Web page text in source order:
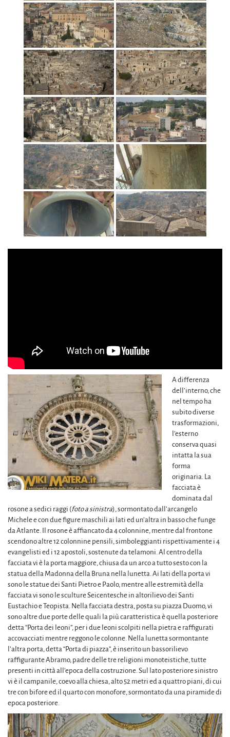
A differenza
dell’interno, che
nel tempo ha
subito diverse
trasformazioni,
l’esterno
conserva quasi
intatta la sua
forma
originaria. La
facciata è
dominata dal
rosone a sedici raggi (foto a sinistra), sormontato dall’arcangelo
Michele e con due figure maschili ai lati ed un’altra in basso che funge
da Atlante. Il rosone è affiancato da 4 colonnine, mentre dal frontone
scendono altre 12 colonnine pensili, simboleggianti rispettivamente i 4
evangelisti ed i 12 apostoli, sostenute da telamoni. Al centro della
facciata vi è la porta maggiore, chiusa da un arco a tutto sesto con la
statua della Madonna della Bruna nella lunetta. Ai lati della porta vi
sono le statue dei Santi Pietro e Paolo, mentre alle estremità della
facciata vi sono le sculture Seicentesche in altorilievo dei Santi
Eustachio e Teopista. Nella facciata destra, posta su piazza Duomo, vi
sono altre due porte delle quali la più caratteristica è quella posteriore
detta “Porta dei leoni”, per i due leoni scolpiti nella pietra e raffigurati
accovacciati mentre reggono le colonne. Nella lunetta sormontante
l’altra porta, detta “Porta di piazza”, è inserito un bassorilievo
raffigurante Abramo, padre delle tre religioni monoteistiche, tutte
presenti in città all’epoca della costruzione. Sul lato posteriore sinistro
vi è il campanile, coevo alla chiesa, alto 52 metri ed a quattro piani, di cui
tre con bifore ed il quarto con monofore, sormontato da una piramide di
epoca posteriore.